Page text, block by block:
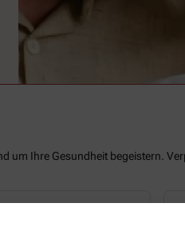
Ihre Gesundheit begeistern.